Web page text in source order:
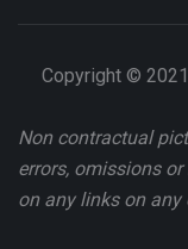
Copyright ©
Non contractual
errors, omissions
on any links on any